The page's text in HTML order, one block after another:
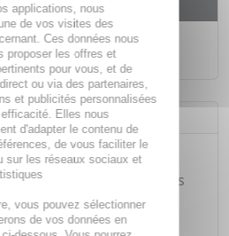
dès 55€
Chronoposten 24h*
en Silicone est un
le transport des liquides
ou que vous cherchez un
maison.
applications, nous
de vos visites des
Ces données nous
proposer les offres et
pour vous, et de
ou via des partenaires,
et publicités personnalisées
Elles nous
d'adapter le contenu de
de vous faciliter le
sur les réseaux sociaux et
vous pouvez sélectionner
de vos données en